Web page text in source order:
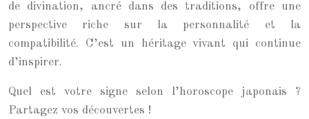
de divination, ancré dans des traditions, offre une
perspective riche sur la personnalité et la
compatibilité. C’est un héritage vivant qui continue
d’inspirer.
Quel est votre signe selon l’horoscope japonais ?
Partagez vos découvertes !